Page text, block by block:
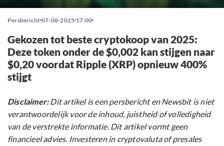
Persbericht 07-08-2025 17:00
Gekozen tot beste cryptokoop van 2025:
Deze token onder de $0,002 kan stijgen naar
$0,20 voordat Ripple (XRP) opnieuw 400%
stijgt
Disclaimer:Dit artikel is een persbericht en Newsbit is niet
verantwoordelijk voor de inhoud, juistheid of volledigheid
van de verstrekte informatie. Dit artikel vormt geen
financieel advies. Investeren in cryptovaluta of presales